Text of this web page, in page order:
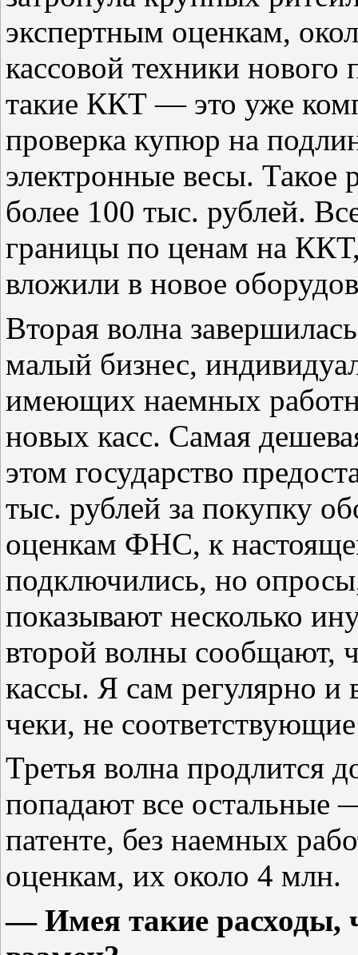
экспертным оценкам,
кассовой техники
такие ККТ — это уже
проверка купюр на
электронные весы. Такое
более 100 тыс. рублей.
границы по ценам на
вложили в новое
Вторая волна
малый бизнес,
имеющих наемных
новых касс. Самая
этом государство
тыс. рублей за покупку
оценкам ФНС, к
подключились, но
показывают несколько
второй волны сообщают,
кассы. Я сам регулярно
чеки, не
Третья волна продлится
попадают все
патенте, без наемных
оценкам, их около 4 млн.
— Имея такие расходы,